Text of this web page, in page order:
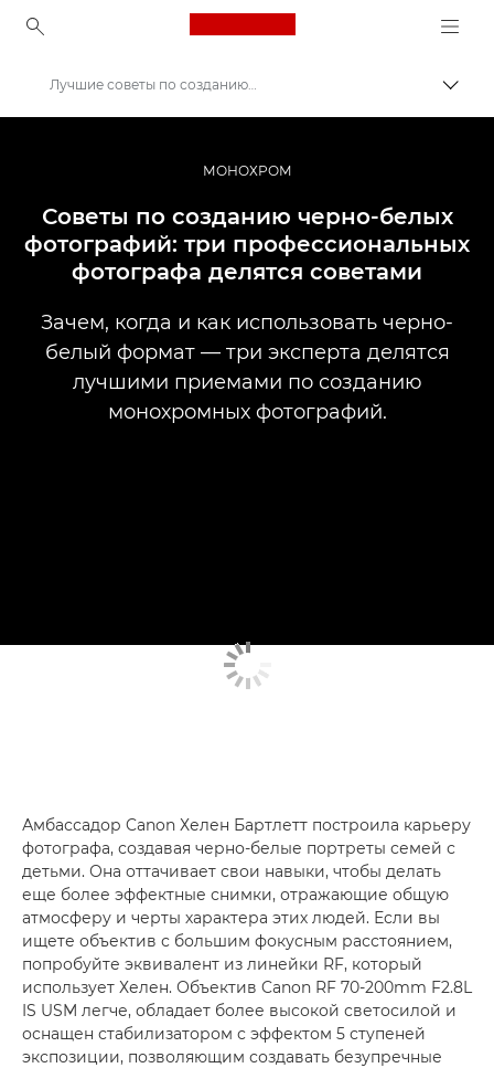
Canon Logo, back to
Профессиональная фото- и видеосъемка
Истории
Лучшие советы по созданию черно-белых фотографий
МОНОХРОМ
Советы по созданию черно-белых
фотографий: три профессиональных
фотографа делятся советами
Зачем, когда и как использовать черно-
белый формат — три эксперта делятся
лучшими приемами по созданию
монохромных фотографий.
Амбассадор Canon Хелен Бартлетт построила карьеру
фотографа, создавая черно-белые портреты семей с
детьми. Она оттачивает свои навыки, чтобы делать
еще более эффектные снимки, отражающие общую
атмосферу и черты характера этих людей. Если вы
ищете объектив с большим фокусным расстоянием,
попробуйте эквивалент из линейки RF, который
использует Хелен. Объектив Canon RF 70-200mm F2.8L
IS USM легче, обладает более высокой светосилой и
оснащен стабилизатором с эффектом 5 ступеней
экспозиции, позволяющим создавать безупречные